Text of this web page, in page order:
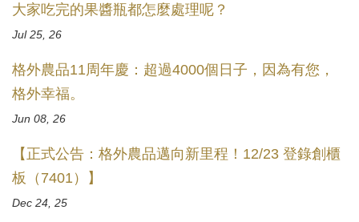
大家吃完的果醬瓶都怎麼處理呢？
Jul 25, 26
格外農品11周年慶：超過4000個日子，因為有您，
格外幸福。
Jun 08, 26
【正式公告：格外農品邁向新里程！12/23 登錄創櫃
板（7401）】
Dec 24, 25